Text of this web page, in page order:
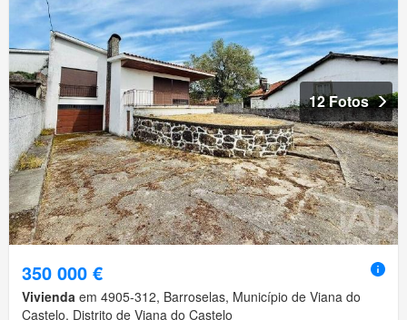
12 Fotos
350 000 €
Vivienda em 4905-312, Barroselas, Município de Viana do
Castelo, Distrito de Viana do Castelo